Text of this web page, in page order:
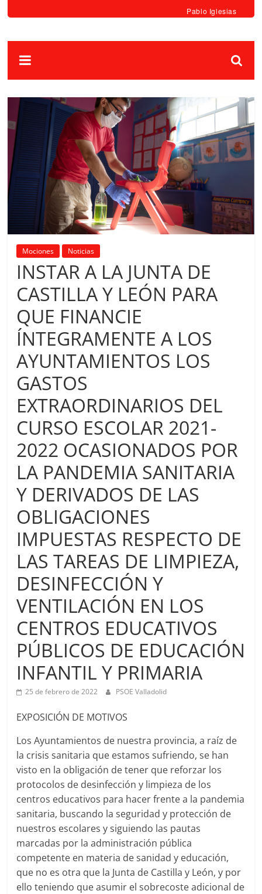
Pablo Iglesias
Mociones Noticias
INSTAR A LA JUNTA DE
CASTILLA Y LEÓN PARA
QUE FINANCIE
ÍNTEGRAMENTE A LOS
AYUNTAMIENTOS LOS
GASTOS
EXTRAORDINARIOS DEL
CURSO ESCOLAR 2021-
2022 OCASIONADOS POR
LA PANDEMIA SANITARIA
Y DERIVADOS DE LAS
OBLIGACIONES
IMPUESTAS RESPECTO DE
LAS TAREAS DE LIMPIEZA,
DESINFECCIÓN Y
VENTILACIÓN EN LOS
CENTROS EDUCATIVOS
PÚBLICOS DE EDUCACIÓN
INFANTIL Y PRIMARIA
25 de febrero de 2022 PSOE Valladolid
EXPOSICIÓN DE MOTIVOS
Los Ayuntamientos de nuestra provincia, a raíz de
la crisis sanitaria que estamos sufriendo, se han
visto en la obligación de tener que reforzar los
protocolos de desinfección y limpieza de los
centros educativos para hacer frente a la pandemia
sanitaria, buscando la seguridad y protección de
nuestros escolares y siguiendo las pautas
marcadas por la administración pública
competente en materia de sanidad y educación,
que no es otra que la Junta de Castilla y León, y por
ello teniendo que asumir el sobrecoste adicional de